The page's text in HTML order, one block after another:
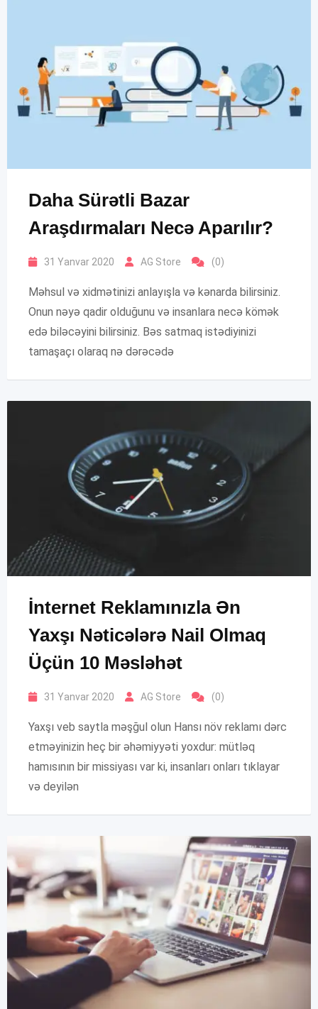
Daha Sürətli Bazar
Araşdırmaları Necə Aparılır?
31 Yanvar 2020 AG Store (0)
Məhsul və xidmətinizi anlayışla və kənarda bilirsiniz.
Onun nəyə qadir olduğunu və insanlara necə kömək
edə biləcəyini bilirsiniz. Bəs satmaq istədiyinizi
tamaşaçı olaraq nə dərəcədə
İnternet Reklamınızla Ən
Yaxşı Nəticələrə Nail Olmaq
Üçün 10 Məsləhət
31 Yanvar 2020 AG Store (0)
Yaxşı veb saytla məşğul olun Hansı növ reklamı dərc
etməyinizin heç bir əhəmiyyəti yoxdur: mütləq
hamısının bir missiyası var ki, insanları onları tıklayar
və deyilən